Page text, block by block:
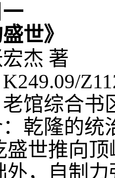
世》
杰 著
老馆综合
乾隆的统
盛世推向
外，自制